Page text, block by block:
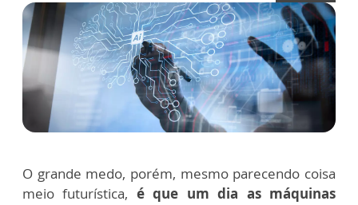
O grande medo, porém, mesmo parecendo coisa
meio futurística, é que um dia as máquinas